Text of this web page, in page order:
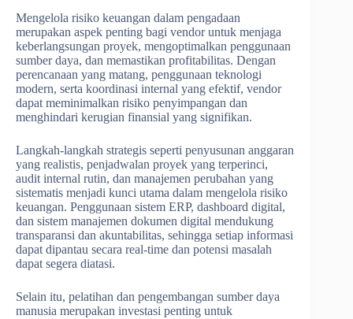
Mengelola risiko keuangan dalam pengadaan
merupakan aspek penting bagi vendor untuk menjaga
keberlangsungan proyek, mengoptimalkan penggunaan
sumber daya, dan memastikan profitabilitas. Dengan
perencanaan yang matang, penggunaan teknologi
modern, serta koordinasi internal yang efektif, vendor
dapat meminimalkan risiko penyimpangan dan
menghindari kerugian finansial yang signifikan.
Langkah-langkah strategis seperti penyusunan anggaran
yang realistis, penjadwalan proyek yang terperinci,
audit internal rutin, dan manajemen perubahan yang
sistematis menjadi kunci utama dalam mengelola risiko
keuangan. Penggunaan sistem ERP, dashboard digital,
dan sistem manajemen dokumen digital mendukung
transparansi dan akuntabilitas, sehingga setiap informasi
dapat dipantau secara real-time dan potensi masalah
dapat segera diatasi.
Selain itu, pelatihan dan pengembangan sumber daya
manusia merupakan investasi penting untuk